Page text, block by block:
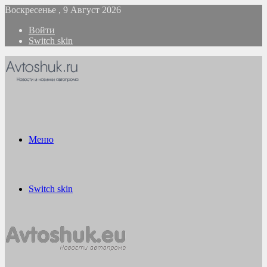
Воскресенье , 9 Август 2026
Войти
Switch skin
Меню
Switch skin